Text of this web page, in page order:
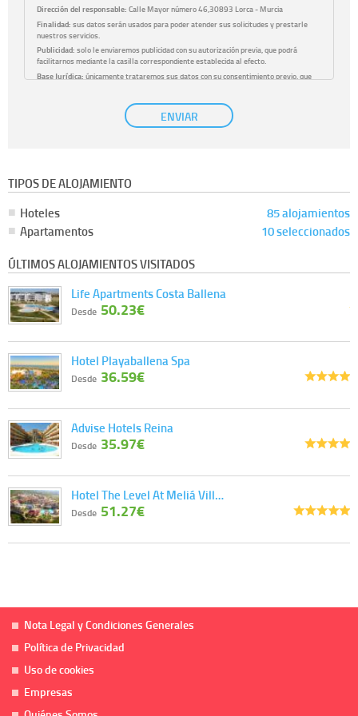
Dirección del responsable: Calle Mayor número 46,30893 Lorca - Murcia
Finalidad: sus datos serán usados para poder atender sus solicitudes y prestarle
nuestros servicios.
Publicidad: solo le enviaremos publicidad con su autorización previa, que podrá
facilitarnos mediante la casilla correspondiente establecida al efecto.
Base Jurídica: únicamente trataremos sus datos con su consentimiento previo, que
con carácter general, sólo el personal de nuestra entidad que esté
debidamente autorizado podrá tener conocimiento de la información que le pedimos.
No se comunicarán datos a terceros.
Información complementaria:
sobre cómo tratamos sus datos en la
ENVIAR
TIPOS DE ALOJAMIENTO
Hoteles
85 alojamientos
Apartamentos
10 seleccionados
ÚLTIMOS ALOJAMIENTOS VISITADOS
Life Apartments Costa Ballena
Desde 50.23€
Hotel Playaballena Spa
Desde 36.59€
Advise Hotels Reina
Desde 35.97€
Hotel The Level At Meliá Vill…
Desde 51.27€
Nota Legal y Condiciones Generales
Política de Privacidad
Uso de cookies
Empresas